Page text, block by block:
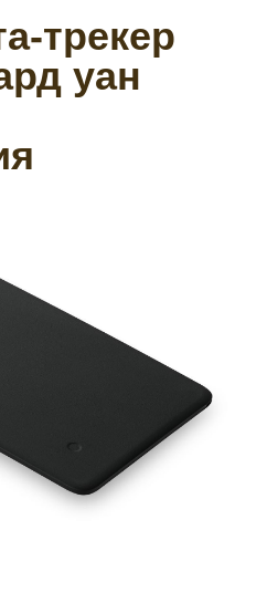
трекер
уан